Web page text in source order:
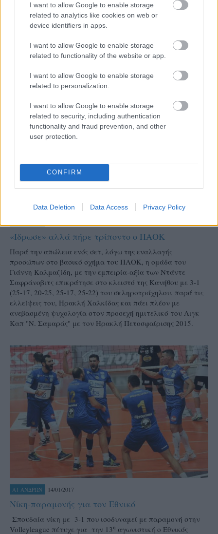
I want to allow Google to enable storage
related to analytics like cookies on web or
device identifiers in apps.
I want to allow Google to enable storage
related to functionality of the website or app.
I want to allow Google to enable storage
related to personalization.
I want to allow Google to enable storage
related to security, including authentication
functionality and fraud prevention, and other
user protection.
CONFIRM
Data Deletion Data Access Privacy Policy
07/02/2017
Στην Ανόρθωση ο Λεόν
από την Ιταλία θα συνεχίσει τελικά την καριέρα του στην
Κύπρο.
«Ίδρωσε» αλλά πήρε τρίποντο ο ΠΑΟΚ
Παρά την απώλεια ενός σετ, λόγω της εναλλαγής
προσώπων στο βασικό σχήμα του ΠΑΟΚ, η ομάδα του
Γιάννη Καλμαζίδη, με την εμπειρία-αξία των Ντάντε
Σαφράνοβιτς επικράτησε στο κλειστό της Κανήθου με 3-1
(25-17, 20-25, 25-17, 25-22) του σκληροτράχηλου, παρά τις
ελλείψεις του, Ηρακλή Χαλκίδας και πάει πλέον με
ανεβασμένη ψυχολογία στον προσεχή ημιτελικό του Λιγκ
Καπ "Ν. Σαμαράς" με τον Ηρακλή Πετοσφαίρισης 2015.
Α1 ΑΝΔΡΩΝ 14/01/2017
Νίκη-παραμονής για τον Εθνικό
Σπουδαία νίκη με 3-1 που ισοδυναμεί με παραμονή στην
Volleyleague πέτυχε για την 13η αγωνιστική ο Εθνικός